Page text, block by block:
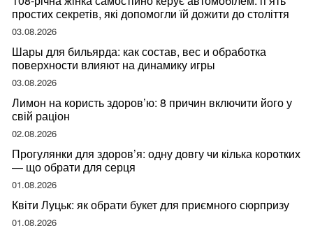
простих секретів, які допомогли їй дожити до століття
03.08.2026
Шары для бильярда: как состав, вес и обработка
поверхности влияют на динамику игры
03.08.2026
Лимон на користь здоров’ю: 8 причин включити його у
свій раціон
02.08.2026
Прогулянки для здоров’я: одну довгу чи кілька коротких
— що обрати для серця
01.08.2026
Квіти Луцьк: як обрати букет для приємного сюрпризу
01.08.2026